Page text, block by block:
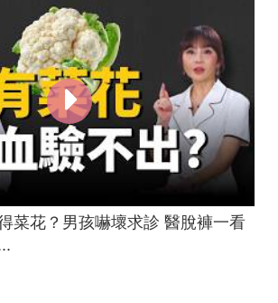
菜花？男孩嚇壞求診 醫脫褲一看